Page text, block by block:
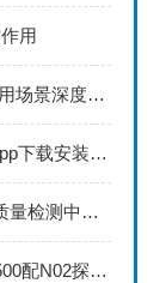
用
Mini-Max测定仪的技术特性与典型应用场景深度解读
秋葵视频app女人的美容院秋葵视频app下载安装735FN1.5正确的校准步骤
德尔格水检测管8103061在压缩空气质量检测中的应用
秋葵视频app女人的美容院 minitest2500配N02探头如何两点校准？